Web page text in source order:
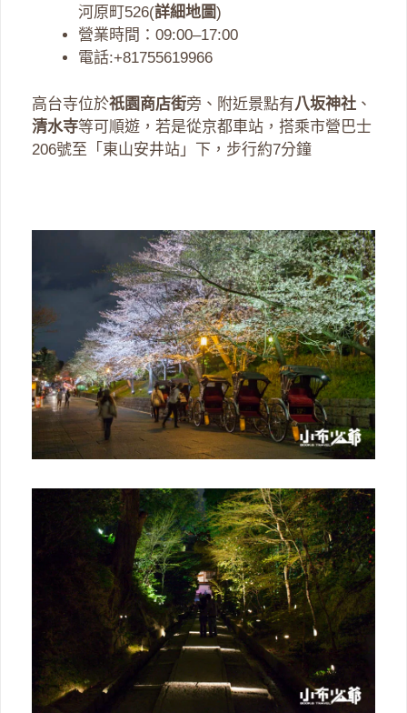
河原町526(詳細地圖)
營業時間：09:00–17:00
電話:+81755619966
高台寺位於祇園商店街旁、附近景點有八坂神社 、
清水寺等可順遊，若是從京都車站，搭乘市營巴士
206號至「東山安井站」下，步行約7分鐘